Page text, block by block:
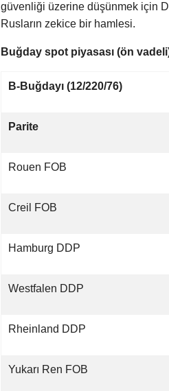
güvenliği üzerine düşünmek için
Rusların zekice bir hamlesi.
Buğday spot piyasası (ön
B-Buğdayı (12/220/76)
Parite
Rouen FOB
Creil FOB
Hamburg DDP
Westfalen DDP
Rheinland DDP
Yukarı Ren FOB